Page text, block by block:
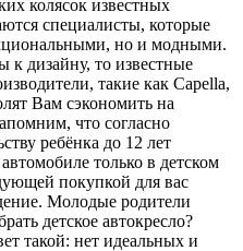
колясок известных
специалисты, которые
но и модными.
к дизайну, то известные
такие как Capella,
Вам сэкономить на
что согласно
ребёнка до 12 лет
только в детском
покупкой для вас
Молодые родители
детское автокресло?
такой: нет идеальных и